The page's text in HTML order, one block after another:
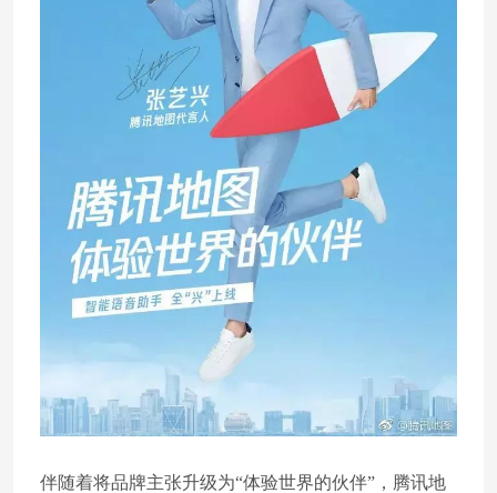
伴随着将品牌主张升级为“体验世界的伙伴”，腾讯地